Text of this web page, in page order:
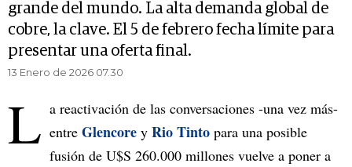
grande del mundo. La alta demanda global de
cobre, la clave. El 5 de febrero fecha límite para
presentar una oferta final.
13 Enero de 2026 07.30
L a reactivación de las conversaciones -una vez más-
entre Glencore y Rio Tinto para una posible
fusión de U$S 260.000 millones vuelve a poner a